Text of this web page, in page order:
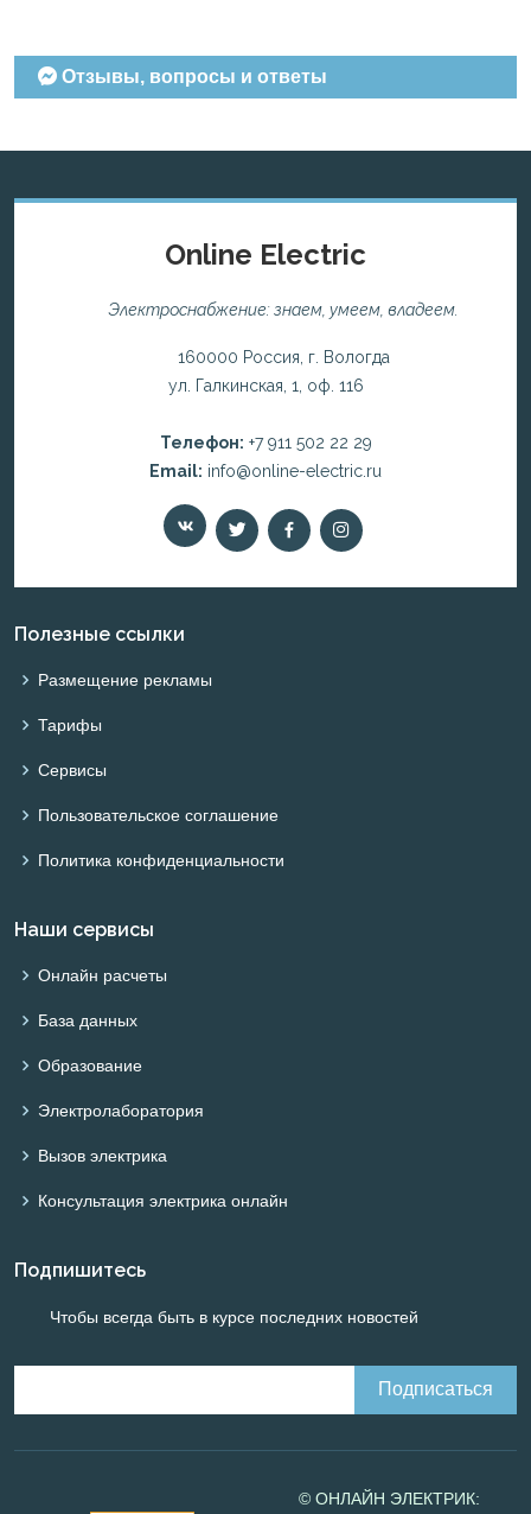
Отзывы, вопросы и ответы
Online Electric
Электроснабжение: знаем, умеем, владеем.
160000 Россия, г. Вологда
ул. Галкинская, 1, оф. 116
Телефон: +7 911 502 22 29
Email: info@online-electric.ru
Полезные ссылки
Размещение рекламы
Тарифы
Сервисы
Пользовательское соглашение
Политика конфиденциальности
Наши сервисы
Онлайн расчеты
База данных
Образование
Электролаборатория
Вызов электрика
Консультация электрика онлайн
Подпишитесь
Чтобы всегда быть в курсе последних новостей
© ОНЛАЙН ЭЛЕКТРИК: